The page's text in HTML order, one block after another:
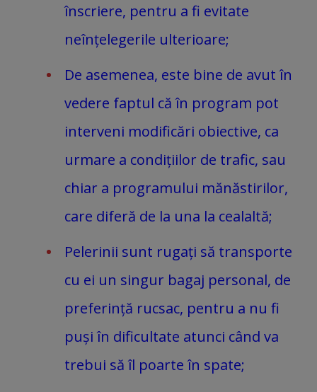
înscriere, pentru a fi evitate
neînțelegerile ulterioare;
De asemenea, este bine de avut în
vedere faptul că în program pot
interveni modificări obiective, ca
urmare a condițiilor de trafic, sau
chiar a programului mănăstirilor,
care diferă de la una la cealaltă;
Pelerinii sunt rugați să transporte
cu ei un singur bagaj personal, de
preferință rucsac, pentru a nu fi
puși în dificultate atunci când va
trebui să îl poarte în spate;